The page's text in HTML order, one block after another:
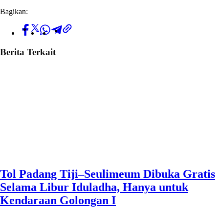
Bagikan:
Berita Terkait
Tol Padang Tiji–Seulimeum Dibuka Gratis
Selama Libur Iduladha, Hanya untuk
Kendaraan Golongan I